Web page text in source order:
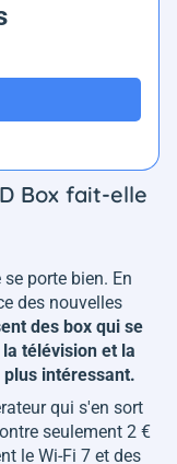
Box fait-elle
porte bien. En
des nouvelles
des box qui se
télévision et la
intéressant.
qui s'en sort
seulement 2 €
le Wi-Fi 7 et des